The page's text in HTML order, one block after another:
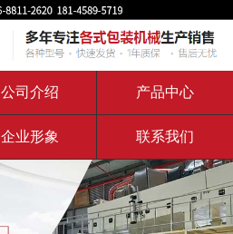
公司介绍 产品中心
企业形象 联系我们